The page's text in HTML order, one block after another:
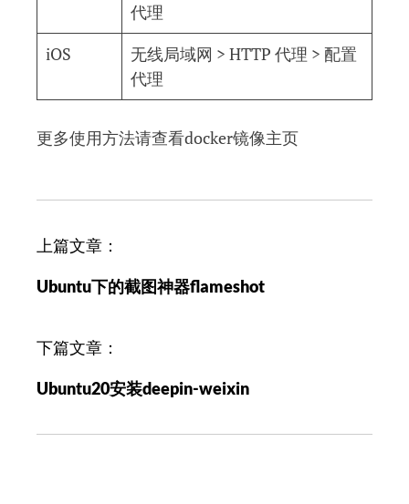
代理
iOS
无线局域网 > HTTP 代理 > 配置
代理
更多使用方法请查看docker镜像主页
文
导
上篇文章：
Ubuntu下的截图神器flameshot
下篇文章：
Ubuntu20安装deepin-weixin